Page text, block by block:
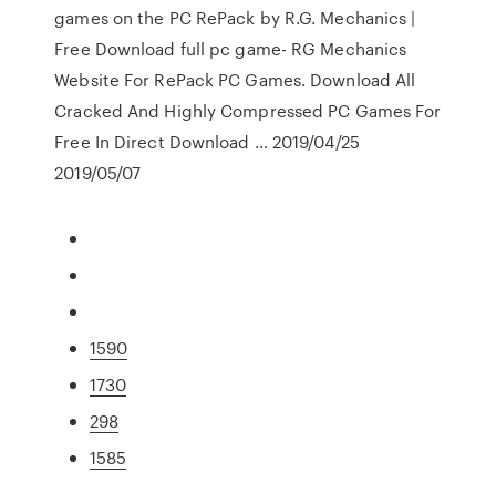
games on the PC RePack by R.G. Mechanics |
Free Download full pc game- RG Mechanics
Website For RePack PC Games. Download All
Cracked And Highly Compressed PC Games For
Free In Direct Download … 2019/04/25
2019/05/07
1590
1730
298
1585